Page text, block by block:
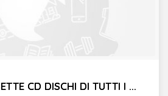
CD DISCHI DI TUTTI I ...